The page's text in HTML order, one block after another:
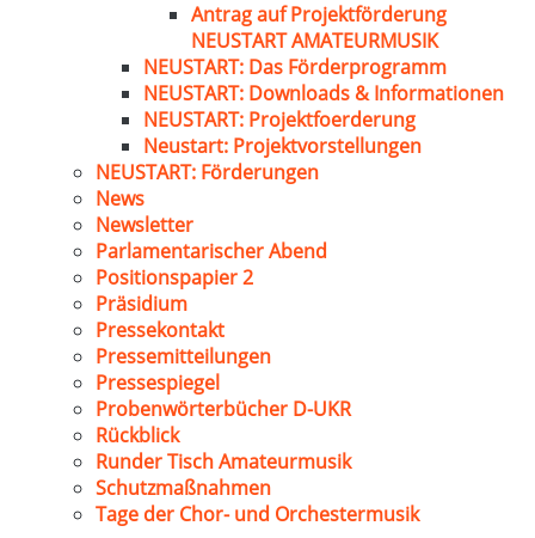
Antrag auf Projektförderung
NEUSTART AMATEURMUSIK
NEUSTART: Das Förderprogramm
NEUSTART: Downloads & Informationen
NEUSTART: Projektfoerderung
Neustart: Projektvorstellungen
NEUSTART: Förderungen
News
Newsletter
Parlamentarischer Abend
Positionspapier 2
Präsidium
Pressekontakt
Pressemitteilungen
Pressespiegel
Probenwörterbücher D-UKR
Rückblick
Runder Tisch Amateurmusik
Schutzmaßnahmen
Tage der Chor- und Orchestermusik